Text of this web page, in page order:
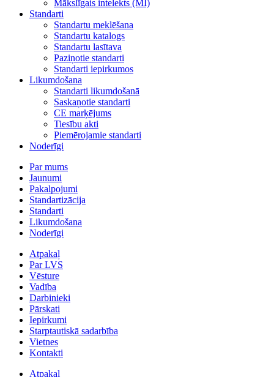
Mākslīgais intelekts (MI)
Standarti
Standartu meklēšana
Standartu katalogs
Standartu lasītava
Paziņotie standarti
Standarti iepirkumos
Likumdošana
Standarti likumdošanā
Saskaņotie standarti
CE marķējums
Tiesību akti
Piemērojamie standarti
Noderīgi
Par mums
Jaunumi
Pakalpojumi
Standartizācija
Standarti
Likumdošana
Noderīgi
Atpakaļ
Par LVS
Vēsture
Vadība
Darbinieki
Pārskati
Iepirkumi
Starptautiskā sadarbība
Vietnes
Kontakti
Atpakaļ